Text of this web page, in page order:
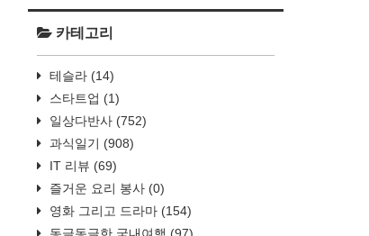
카테고리
테슬라 (14)
스타트업 (1)
일상다반사 (752)
과식일기 (908)
IT 리뷰 (69)
즐거운 요리 봉사 (0)
영화 그리고 드라마 (154)
동글동글한 국내여행 (97)